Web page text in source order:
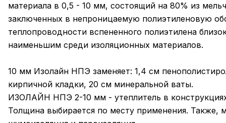
материала в 0,5 - 10 мм, состоящий на 80% из
заключенных в непроницаемую полиэтиленовую
теплопроводности вспененного полиэтилена
наименьшим среди изоляционных материалов.
10 мм Изолайн НПЭ заменяет: 1,4 см
кирпичной кладки, 20 см минеральной ваты.
ИЗОЛАЙН НПЭ 2-10 мм - утеплитель в
Толщина выбирается по месту применения. Также,